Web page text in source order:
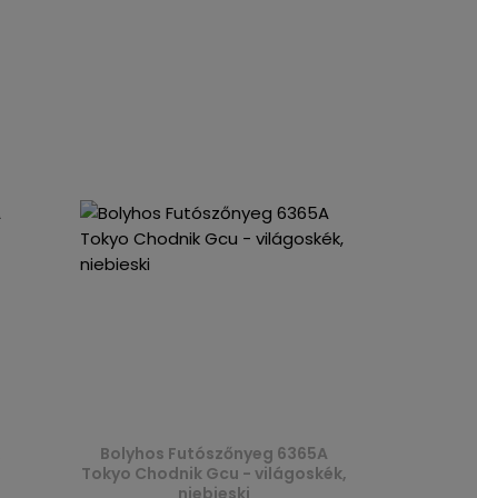
Bolyhos Futószőnyeg 6365A
Tokyo Chodnik Gcu - világoskék,
niebieski